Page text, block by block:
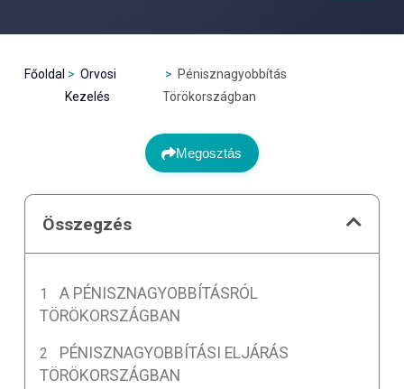
Főoldal
Orvosi
Kezelés
Pénisznagyobbítás
Törökországban
Megosztás
Összegzés
A PÉNISZNAGYOBBÍTÁSRÓL
TÖRÖKORSZÁGBAN
PÉNISZNAGYOBBÍTÁSI ELJÁRÁS
TÖRÖKORSZÁGBAN